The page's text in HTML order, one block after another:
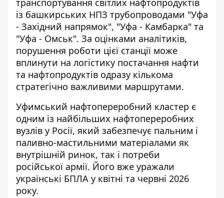
транспортування світлих нафтопродуктів
із башкирських НПЗ трубопроводами "Уфа
- Західний напрямок", "Уфа - Камбарка" та
"Уфа - Омськ". За оцінками аналітиків,
порушення роботи цієї станції може
вплинути на логістику постачання нафти
та нафтопродуктів одразу кількома
стратегічно важливими маршрутами.
Уфимський нафтопереробний кластер є
одним із найбільших нафтопереробних
вузлів у Росії, який забезпечує пальним і
паливно-мастильними матеріалами як
внутрішній ринок, так і потреби
російської армії. Його вже уражали
українські БПЛА у квітні та червні 2026
року.